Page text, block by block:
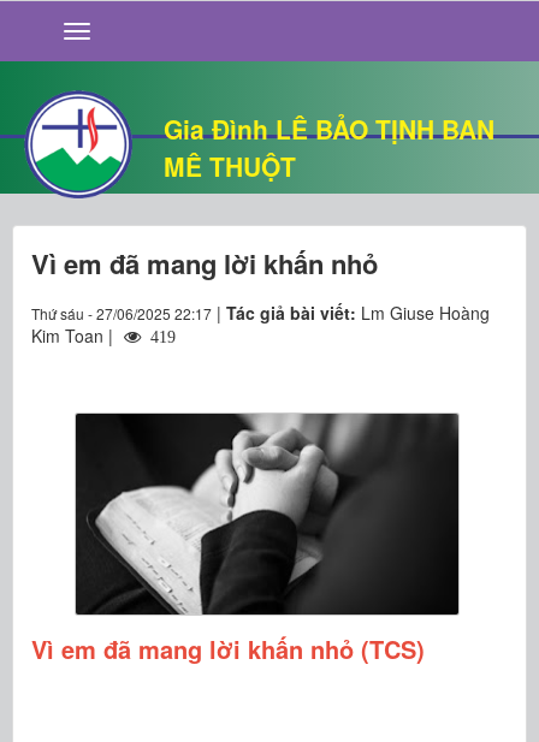
Gia Đình LÊ BẢO TỊNH BAN
MÊ THUỘT
GIỚI THIỆU
TIN TỨC
SỐNG ĐẠO
CHUYỆN NHÀ
QUÁN VĂN
THƯ GIÃN
Vì em đã mang lời khấn nhỏ
Thứ sáu - 27/06/2025 22:17 | Tác giả bài viết: Lm Giuse Hoàng
Kim Toan |
419
Vì em đã mang lời khấn nhỏ (TCS)